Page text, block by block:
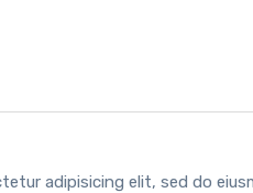
adipisicing elit, sed do